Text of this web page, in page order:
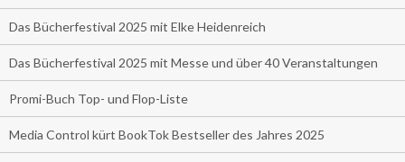
Das Bücherfestival 2025 mit Elke Heidenreich
Das Bücherfestival 2025 mit Messe und über 40 Veranstaltungen
Promi-Buch Top- und Flop-Liste
Media Control kürt BookTok Bestseller des Jahres 2025